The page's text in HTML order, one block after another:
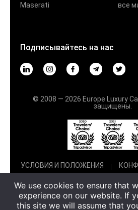
Maserati
все
Подписывайтесь на нас
© 2008 — 2026 Europe Luxury
защищены.
УСЛОВИЯ И ПОЛОЖЕНИЯ
We use cookies to ensure that
experience on our website. If
this site we will assume that